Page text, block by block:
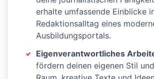
erhalte umfassende Einblicke
Redaktionsalltag eines
Ausbildungsportals.
Eigenverantwortliches
fördern deinen eigenen Stil